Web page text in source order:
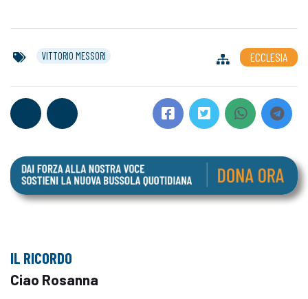
VITTORIO MESSORI ECCLESIA
IL RICORDO
Ciao Rosanna